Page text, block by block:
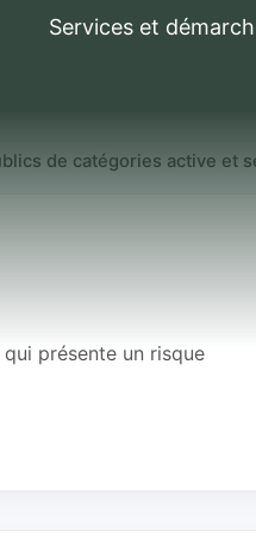
Services et
de catégories active et
?
présente un risque